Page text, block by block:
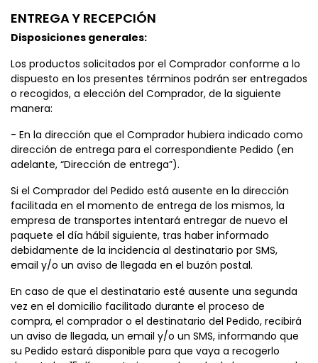
ENTREGA Y RECEPCIÓN
Disposiciones generales:
Los productos solicitados por el Comprador conforme a lo
dispuesto en los presentes términos podrán ser entregados
o recogidos, a elección del Comprador, de la siguiente
manera:
- En la dirección que el Comprador hubiera indicado como
dirección de entrega para el correspondiente Pedido (en
adelante, “Dirección de entrega”).
Si el Comprador del Pedido está ausente en la dirección
facilitada en el momento de entrega de los mismos, la
empresa de transportes intentará entregar de nuevo el
paquete el día hábil siguiente, tras haber informado
debidamente de la incidencia al destinatario por SMS,
email y/o un aviso de llegada en el buzón postal.
En caso de que el destinatario esté ausente una segunda
vez en el domicilio facilitado durante el proceso de
compra, el comprador o el destinatario del Pedido, recibirá
un aviso de llegada, un email y/o un SMS, informando que
su Pedido estará disponible para que vaya a recogerlo